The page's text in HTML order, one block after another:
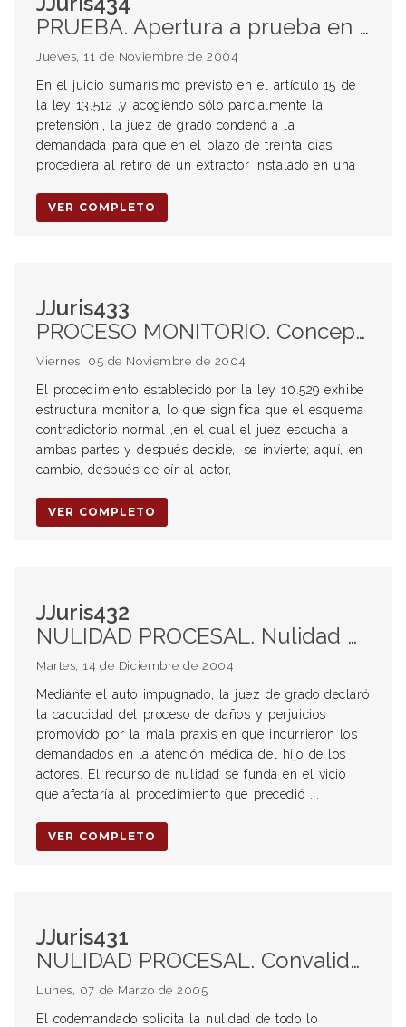
PRUEBA. Apertura a prueba en segunda instancia: hecho nuevo. SUSTRACCIÓN DE MATERIA. Posibilidad de sustracción aun parcial.
Jueves, 11 de Noviembre de 2004
En el juicio sumarísimo previsto en el artículo 15 de
la ley 13.512 ,y acogiendo sólo parcialmente la
pretensión,, la juez de grado condenó a la
demandada para que en el plazo de treinta días
procediera al retiro de un extractor instalado en una
VER COMPLETO
JJuris433
PROCESO MONITORIO. Conceptualización. RECURSO DE APELACIÓN. Irrecurribilidad del trámite inyuccional del art. 260 CPC. COSTAS. Imposición por su orden al no acudirse al mecanismo establecido por el art. 355 CPC.
Viernes, 05 de Noviembre de 2004
El procedimiento establecido por la ley 10.529 exhibe
estructura monitoria, lo que significa que el esquema
contradictorio normal ,en el cual el juez escucha a
ambas partes y después decide,, se invierte; aquí, en
cambio, después de oír al actor,
VER COMPLETO
JJuris432
NULIDAD PROCESAL. Nulidad del procedimiento en que se decretó la caducidad de instancia por falta de intervención del Defensor de Menores. CADUCIDAD DE INSTANCIA. Improcedencia. MINISTERIO PÚBLICO. Nulidad por falta de intervención en primera instancia del Defensor de Menores quien estaba habilitado para impulsar el procedimiento.
Martes, 14 de Diciembre de 2004
Mediante el auto impugnado, la juez de grado declaró
la caducidad del proceso de daños y perjuicios
promovido por la mala praxis en que incurrieron los
demandados en la atención médica del hijo de los
actores. El recurso de nulidad se funda en el vicio
que afectaría al procedimiento que precedió ...
VER COMPLETO
JJuris431
NULIDAD PROCESAL. Convalidación de irregularidades procesales.
Lunes, 07 de Marzo de 2005
El codemandado solicita la nulidad de todo lo